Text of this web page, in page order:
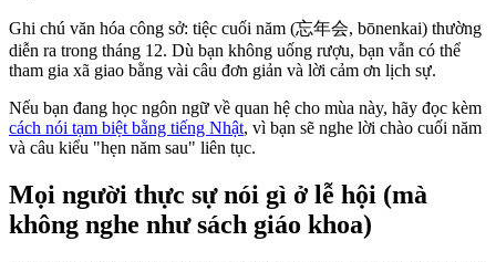
Ghi chú văn hóa công sở: tiệc cuối năm (忘年会, bōnenkai) thường
diễn ra trong tháng 12. Dù bạn không uống rượu, bạn vẫn có thể
tham gia xã giao bằng vài câu đơn giản và lời cảm ơn lịch sự.
Nếu bạn đang học ngôn ngữ về quan hệ cho mùa này, hãy đọc kèm
cách nói tạm biệt bằng tiếng Nhật, vì bạn sẽ nghe lời chào cuối năm
và câu kiểu "hẹn năm sau" liên tục.
Mọi người thực sự nói gì ở lễ hội (mà
không nghe như sách giáo khoa)